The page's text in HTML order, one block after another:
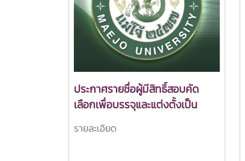
ประกาศรายชื่อผู้มีสิทธิ์สอบคัด
เลือกเพื่อบรรจุและแต่งตั้งเป็น
พนักงานมหาวิทยาลัย ตำแหน่ง
อาจารย์ ตำแหน่งเลขที่ 098
รายละเอียด